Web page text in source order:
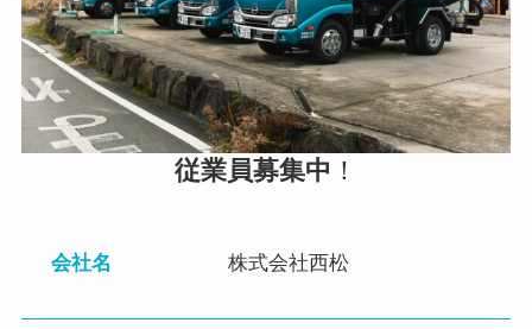
従業員募集中 ！
会社名 株式会社西松